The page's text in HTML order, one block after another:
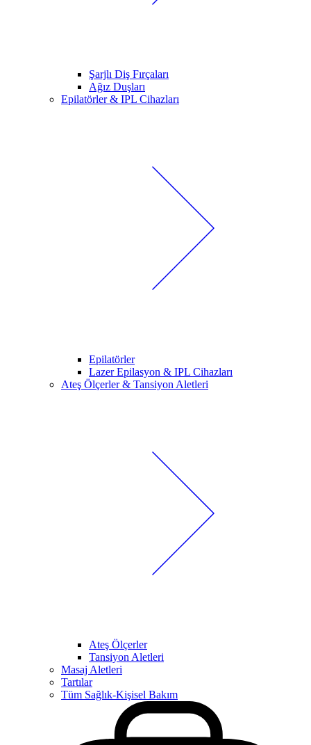
Şarjlı Diş Fırçaları
Ağız Duşları
Epilatörler & IPL Cihazları
Epilatörler
Lazer Epilasyon & IPL Cihazları
Ateş Ölçerler & Tansiyon Aletleri
Ateş Ölçerler
Tansiyon Aletleri
Masaj Aletleri
Tartılar
Tüm Sağlık-Kişisel Bakım